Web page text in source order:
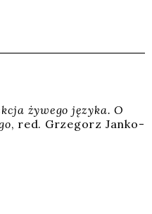
żywe­go języ­ka. O
, red. Grze­gorz Jan­ko­